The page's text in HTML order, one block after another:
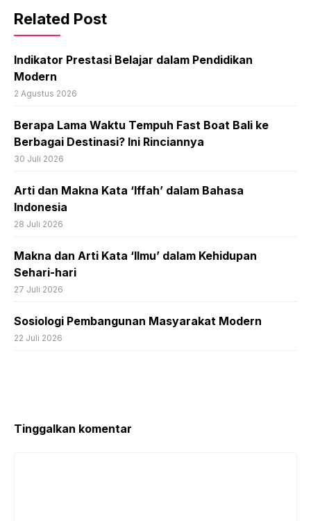
Related Post
Indikator Prestasi Belajar dalam Pendidikan
Modern
2 Agustus 2026
Berapa Lama Waktu Tempuh Fast Boat Bali ke
Berbagai Destinasi? Ini Rinciannya
30 Juli 2026
Arti dan Makna Kata ‘Iffah’ dalam Bahasa
Indonesia
28 Juli 2026
Makna dan Arti Kata ‘Ilmu’ dalam Kehidupan
Sehari-hari
27 Juli 2026
Sosiologi Pembangunan Masyarakat Modern
22 Juli 2026
Tinggalkan komentar